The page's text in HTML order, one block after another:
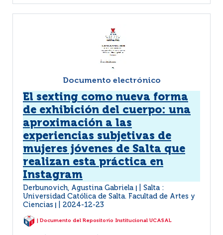
Documento electrónico
El sexting como nueva forma
de exhibición del cuerpo: una
aproximación a las
experiencias subjetivas de
mujeres jóvenes de Salta que
realizan esta práctica en
Instagram
Derbunovich, Agustina Gabriela
Salta :
Universidad Católica de Salta. Facultad de Artes y
Ciencias
2024-12-23
| Documento del Repositorio Institucional UCASAL